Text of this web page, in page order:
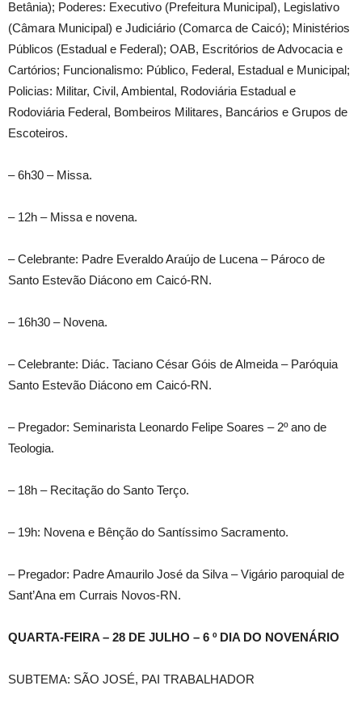
Betânia); Poderes: Executivo (Prefeitura Municipal), Legislativo
(Câmara Municipal) e Judiciário (Comarca de Caicó); Ministérios
Públicos (Estadual e Federal); OAB, Escritórios de Advocacia e
Cartórios; Funcionalismo: Público, Federal, Estadual e Municipal;
Policias: Militar, Civil, Ambiental, Rodoviária Estadual e
Rodoviária Federal, Bombeiros Militares, Bancários e Grupos de
Escoteiros.
– 6h30 – Missa.
– 12h – Missa e novena.
– Celebrante: Padre Everaldo Araújo de Lucena – Pároco de
Santo Estevão Diácono em Caicó-RN.
– 16h30 – Novena.
– Celebrante: Diác. Taciano César Góis de Almeida – Paróquia
Santo Estevão Diácono em Caicó-RN.
– Pregador: Seminarista Leonardo Felipe Soares – 2º ano de
Teologia.
– 18h – Recitação do Santo Terço.
– 19h: Novena e Bênção do Santíssimo Sacramento.
– Pregador: Padre Amaurilo José da Silva – Vigário paroquial de
Sant’Ana em Currais Novos-RN.
QUARTA-FEIRA – 28 DE JULHO – 6 º DIA DO NOVENÁRIO
SUBTEMA: SÃO JOSÉ, PAI TRABALHADOR